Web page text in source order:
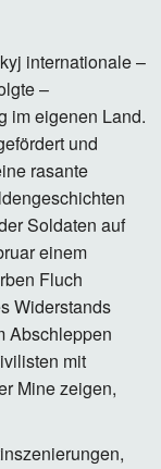
internationale –
–
im eigenen Land.
und
rasante
Soldaten auf
einem
Fluch
Widerstands
Abschleppen
mit
Mine zeigen,